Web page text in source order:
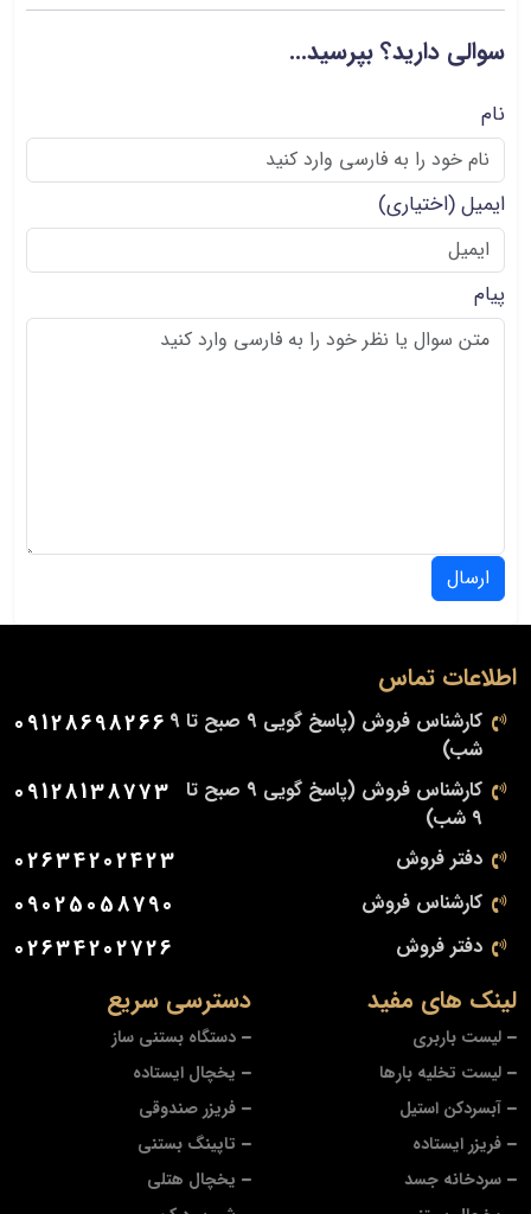
سوالی دارید؟ بپرسید...
نام
ایمیل(اختیاری)
پیام
ارسال
دسترسی سریع
دستگاه بستنی ساز
یخچال ایستاده
فریزر صندوقی
تاپینگ بستنی
یخچال هتلی
لینک های مفید
لیست باربری
لیست تخلیه بارها
آبسردکن استیل
فریزر ایستاده
سردخانه جسد
اطلاعات تماس
کارشناس فروش (پاسخ گویی 9 صبح تا 9
شب)
09128698266
کارشناس فروش (پاسخ گویی 9 صبح تا
9 شب)
09128138773
دفتر فروش 02634202423
کارشناس فروش 09025058790
دفتر فروش 02634202726